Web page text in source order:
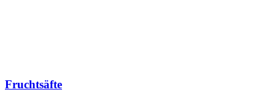
Fruchtsäfte